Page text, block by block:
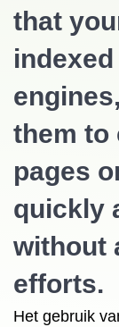
that
them to
pages
quickly
without
efforts.
Het gebruik